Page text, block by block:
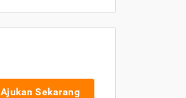
Ajukan Sekarang